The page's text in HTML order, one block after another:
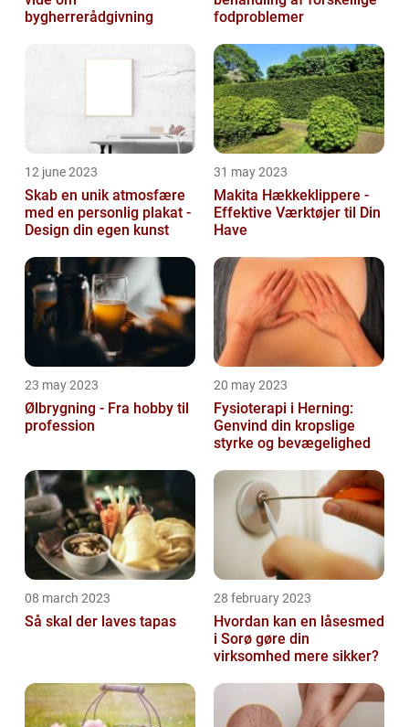
bygherrerådgivning
fodproblemer
12 june 2023
Skab en unik atmosfære
med en personlig plakat -
Design din egen kunst
31 may 2023
Makita Hækkeklippere -
Effektive Værktøjer til Din
Have
23 may 2023
Ølbrygning - Fra hobby til
profession
20 may 2023
Fysioterapi i Herning:
Genvind din kropslige
styrke og bevægelighed
08 march 2023
Så skal der laves tapas
28 february 2023
Hvordan kan en låsesmed
i Sorø gøre din
virksomhed mere sikker?